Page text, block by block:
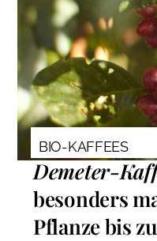
BIO-KAFFEES
Demeter-
besonders
Pflanze bis